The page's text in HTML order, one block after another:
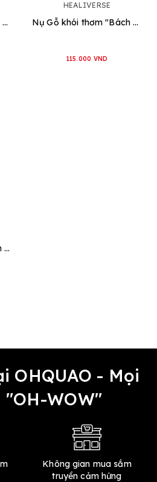
Nụ Gỗ khói thơm "Trầm Hương"
HEALIVERSE
Nụ Gỗ khói thơm "Bách Xanh"
115.000 VND
Nụ Gỗ Khói thơm "Trầm đen Trám rừng"
OHQUAO - Mọi
WOW"
Không gian mua sắm
truyền cảm hứng